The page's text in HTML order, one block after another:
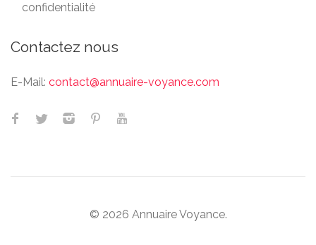
confidentialité
Contactez nous
E-Mail: contact@annuaire-voyance.com
© 2026 Annuaire Voyance.